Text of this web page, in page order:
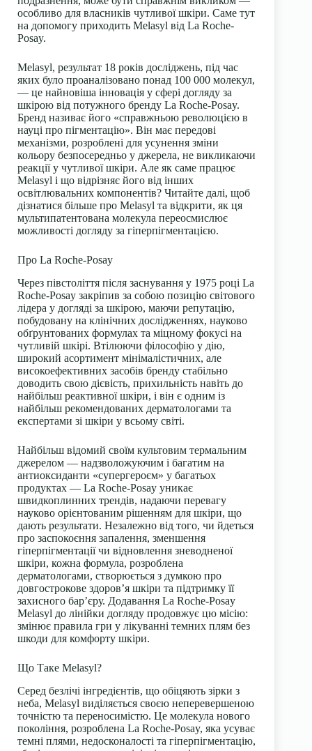
особливо для власників чутливої шкіри. Саме тут
на допомогу приходить Melasyl від La Roche-
Posay.
Melasyl, результат 18 років досліджень, під час
яких було проаналізовано понад 100 000 молекул,
— це найновіша інновація у сфері догляду за
шкірою від потужного бренду La Roche-Posay.
Бренд називає його «справжньою революцією в
науці про пігментацію». Він має передові
механізми, розроблені для усунення зміни
кольору безпосередньо у джерела, не викликаючи
реакції у чутливої шкіри. Але як саме працює
Melasyl і що відрізняє його від інших
освітлювальних компонентів? Читайте далі, щоб
дізнатися більше про Melasyl та відкрити, як ця
мультипатентована молекула переосмислює
можливості догляду за гіперпігментацією.
Про La Roche-Posay
Через півстоліття після заснування у 1975 році La
Roche-Posay закріпив за собою позицію світового
лідера у догляді за шкірою, маючи репутацію,
побудовану на клінічних дослідженнях, науково
обґрунтованих формулах та міцному фокусі на
чутливій шкірі. Втілюючи філософію у дію,
широкий асортимент мінімалістичних, але
високоефективних засобів бренду стабільно
доводить свою дієвість, прихильність навіть до
найбільш реактивної шкіри, і він є одним із
найбільш рекомендованих дерматологами та
експертами зі шкіри у всьому світі.
Найбільш відомий своїм культовим термальним
джерелом — надзволожуючим і багатим на
антиоксиданти «супергероєм» у багатьох
продуктах — La Roche-Posay уникає
швидкоплинних трендів, надаючи перевагу
науково орієнтованим рішенням для шкіри, що
дають результати. Незалежно від того, чи йдеться
про заспокоєння запалення, зменшення
гіперпігментації чи відновлення зневодненої
шкіри, кожна формула, розроблена
дерматологами, створюється з думкою про
довгострокове здоров’я шкіри та підтримку її
захисного бар’єру. Додавання La Roche-Posay
Melasyl до лінійки догляду продовжує цю місію:
змінює правила гри у лікуванні темних плям без
шкоди для комфорту шкіри.
Що Таке Melasyl?
Серед безлічі інгредієнтів, що обіцяють зірки з
неба, Melasyl виділяється своєю неперевершеною
точністю та переносимістю. Це молекула нового
покоління, розроблена La Roche-Posay, яка усуває
темні плями, недосконалості та гіперпігментацію,